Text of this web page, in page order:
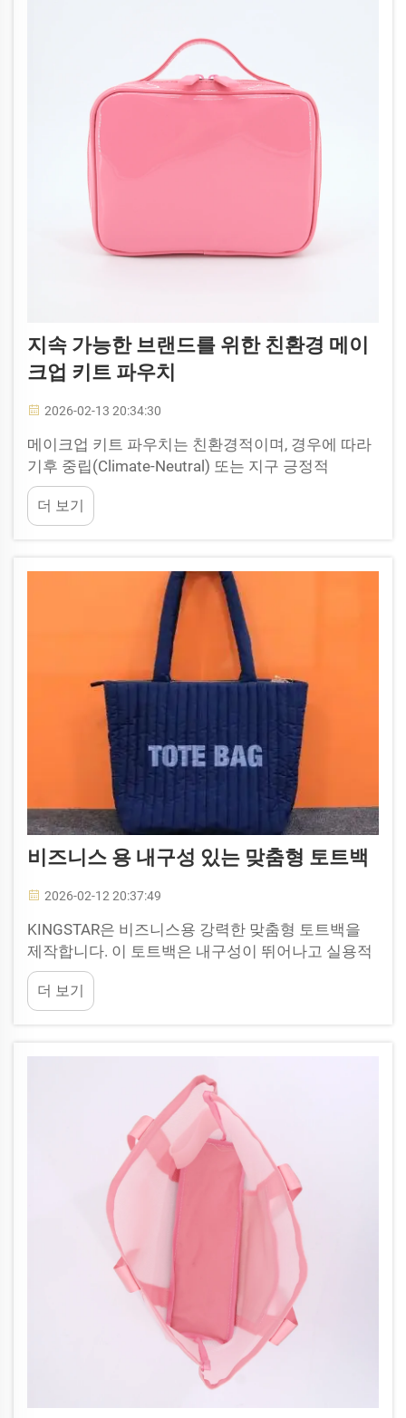
지속 가능한 브랜드를 위한 친환경 메이
크업 키트 파우치
2026-02-13 20:34:30
메이크업 키트 파우치는 친환경적이며, 경우에 따라
기후 중립(Climate-Neutral) 또는 지구 긍정적
(Planet-Positive)으로 표시되기도 합니다. 이러한 파
우치는 환경에 유익한 소재로 제작되었으며, 메이크
업 제품을 휴대하기 편리하게 해주고 ... 을 줄여줍니
더 보기
비즈니스 용 내구성 있는 맞춤형 토트백
2026-02-12 20:37:49
KINGSTAR은 비즈니스용 강력한 맞춤형 토트백을
제작합니다. 이 토트백은 내구성이 뛰어나고 실용적
이며, 기업의 로고나 메시지를 인쇄할 수 있습니다.
따라서 매우 기능적이며, 완벽한 마케팅 도구가 됩니
다. 이러한 가방은 …에 매우 인기가 있습니다.
더 보기